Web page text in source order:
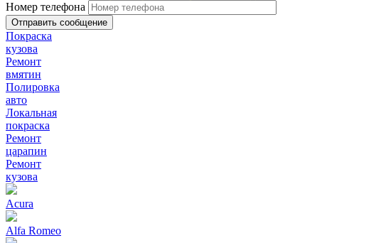
Номер телефона
Покраска
кузова
Ремонт
вмятин
Полировка
авто
Локальная
покраска
Ремонт
царапин
Ремонт
кузова
Acura
Alfa Romeo